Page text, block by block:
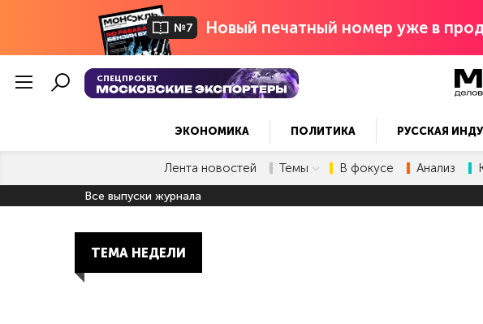
№7 Новый печатный номер уже в
СПЕЦПРОЕКТ
ЭКОНОМИКА ПОЛИТИКА РУССКАЯ
Лента новостей Темы В фокусе Анализ
Все выпуски журнала
ТЕМА НЕДЕЛИ